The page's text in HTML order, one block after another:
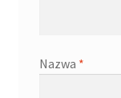
Nazwa *